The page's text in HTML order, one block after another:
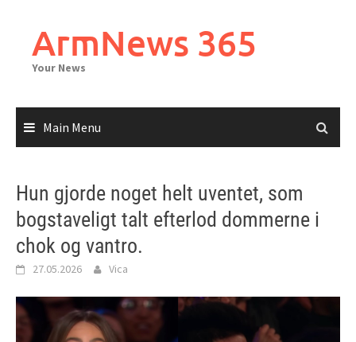
contentArmNews 365
Your News
Main Menu
Hun gjorde noget helt uventet, som
bogstaveligt talt efterlod dommerne i
chok og vantro.
27.05.2026 Vica